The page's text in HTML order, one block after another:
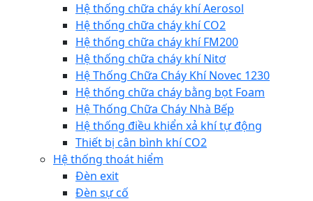
Hệ thống chữa cháy khí Aerosol
Hệ thống chữa cháy khí CO2
Hệ thống chữa cháy khí FM200
Hệ thống chữa cháy khí Nitơ
Hệ Thống Chữa Cháy Khí Novec 1230
Hệ thống chữa cháy bằng bọt Foam
Hệ Thống Chữa Cháy Nhà Bếp
Hệ thống điều khiển xả khí tự động
Thiết bị cân bình khí CO2
Hệ thống thoát hiểm
Đèn exit
Đèn sự cố